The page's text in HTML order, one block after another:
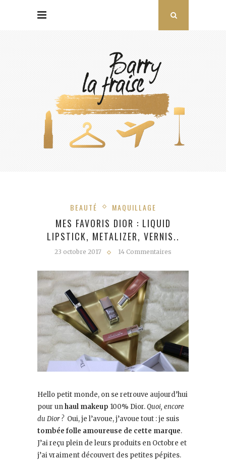
BEAUTÉ MAQUILLAGE
MES FAVORIS DIOR : LIQUID
LIPSTICK, METALIZER, VERNIS..
23 octobre 2017 14 Commentaires
Hello petit monde, on se retrouve aujourd’hui
pour unhaul makeup 100% Dior.Quoi, encore
du Dior ?Oui, je l’avoue, j’avoue tout : je suis
tombée folle amoureuse de cette marque.
J’ai reçu plein de leurs produits en Octobre et
j’ai vraiment découvert des petites pépites.